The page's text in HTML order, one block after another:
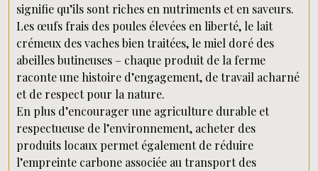
signifie qu’ils sont riches en nutriments et en saveurs.
Les œufs frais des poules élevées en liberté, le lait
crémeux des vaches bien traitées, le miel doré des
abeilles butineuses – chaque produit de la ferme
raconte une histoire d’engagement, de travail acharné
et de respect pour la nature.
En plus d’encourager une agriculture durable et
respectueuse de l’environnement, acheter des
produits locaux permet également de réduire
l’empreinte carbone associée au transport des